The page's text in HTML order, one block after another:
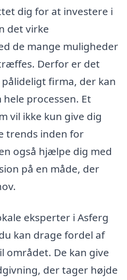
dig for at investere i
det virke
de mange muligheder
Derfor er det
firma, der kan
processen. Et
vil ikke kun give dig
trends inden for
også hjælpe dig med
på en måde, der
eksperter i Asferg
kan drage fordel af
området. De kan give
der tager højde